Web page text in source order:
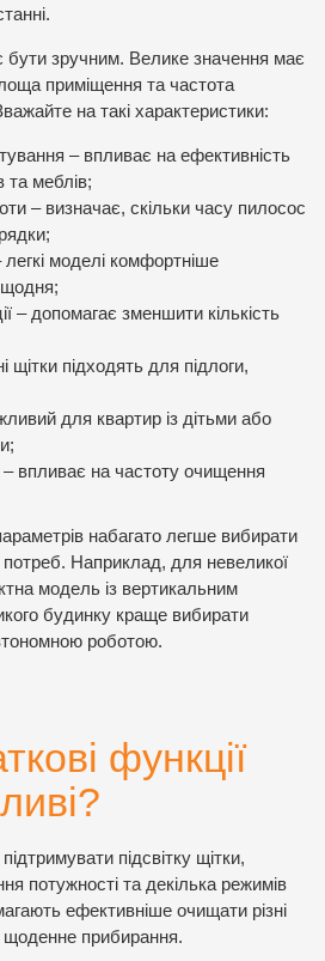
бути зручним. Велике значення має
приміщення та частота
на такі характеристики:
– впливає на ефективність
та меблів;
– визначає, скільки часу пилосос
легкі моделі комфортніше
щодня;
– допомагає зменшити кількість
щітки підходять для підлоги,
для квартир із дітьми або
– впливає на частоту очищення
набагато легше вибирати
потреб. Наприклад, для невеликої
модель із вертикальним
будинку краще вибирати
роботою.
функції
підсвітку щітки,
потужності та декілька режимів
ефективніше очищати різні
щоденне прибирання.